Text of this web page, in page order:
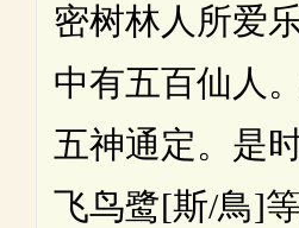
密树林人所爱
中有五百仙人
五神通定。是
飞鸟鹭[斯/鳥]